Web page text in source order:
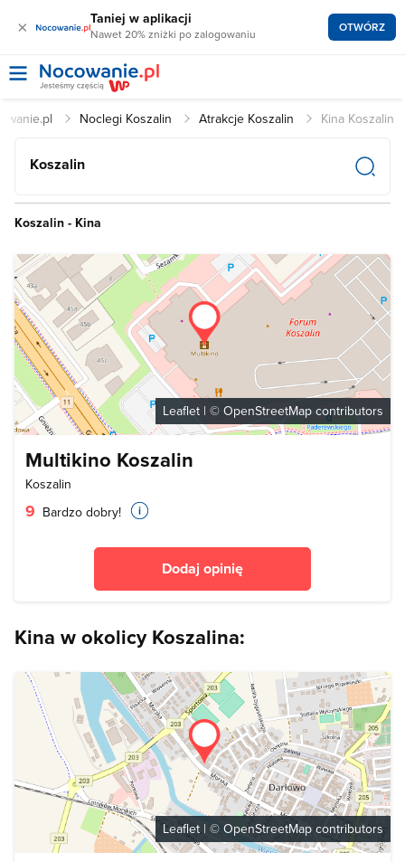
× Taniej w aplikacji
Nawet 20% zniżki po zalogowaniu OTWÓRZ
Noclegi Koszalin Atrakcje Koszalin Kina Koszalin
Koszalin
Koszalin - Kina
Leaflet | © OpenStreetMap contributors
Multikino Koszalin
Koszalin
9 Bardzo dobry!
Dodaj opinię
Kina w okolicy Koszalina:
Leaflet | © OpenStreetMapcontributors